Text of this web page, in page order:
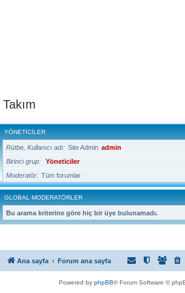
Takım
YÖNETICILER
Rütbe, Kullanıcı adı Site Admin admin
Birinci grup
Yöneticiler
Moderatör
Tüm forumlar
GLOBAL MODERATÖRLER
Bu arama kriterine göre hiç bir üye bulunamadı.
Ana sayfa Forum ana sayfa
Powered by phpBB® Forum Software ©